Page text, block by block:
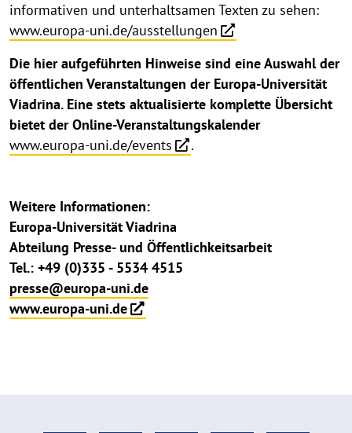
informativen und unterhaltsamen Texten zu sehen:
www.europa-uni.de/ausstellungen
Die hier aufgeführten Hinweise sind eine Auswahl der
öffentlichen Veranstaltungen der Europa-Universität
Viadrina. Eine stets aktualisierte komplette Übersicht
bietet der Online-Veranstaltungskalender
www.europa-uni.de/events
.
Weitere Informationen:
Europa-Universität Viadrina
Abteilung Presse- und Öffentlichkeitsarbeit
Tel.: +49 (0)335 - 5534 4515
presse@europa-uni.de
www.europa-uni.de